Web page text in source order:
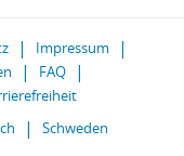
Impressum
FAQ
Schweden